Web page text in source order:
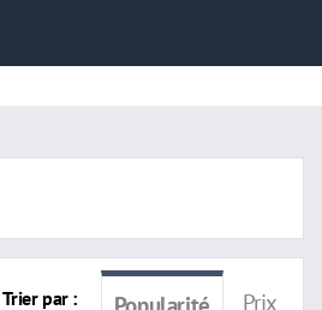
Trier par : Prix